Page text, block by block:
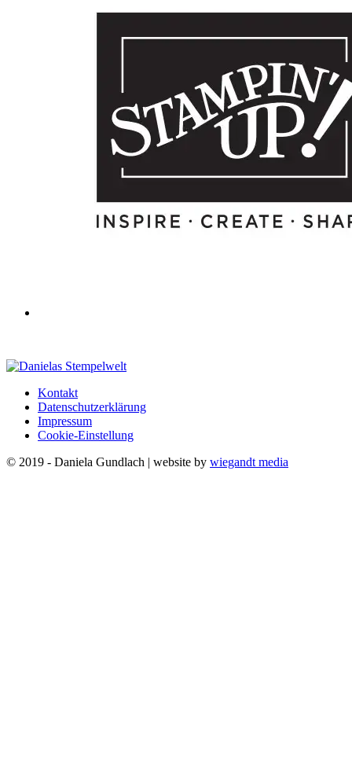
Kontakt
Datenschutzerklärung
Impressum
Cookie-Einstellung
© 2019 - Daniela Gundlach | website by wiegandt media